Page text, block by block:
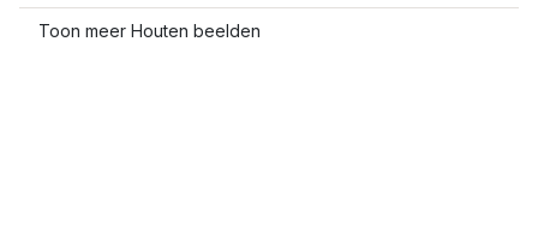
Toon meer Houten beelden